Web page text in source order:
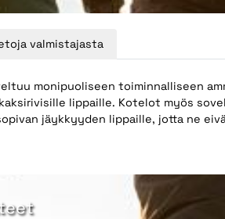
valmistajasta
monipuoliseen toiminnalliseen
lippaille. Kotelot myös
jäykkyyden lippaille, jotta ne